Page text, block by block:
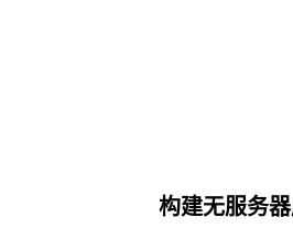
构建无服务